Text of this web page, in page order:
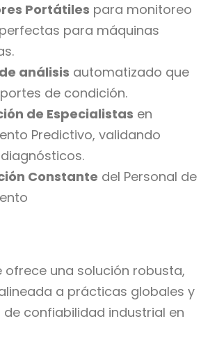
Portátiles para monitoreo
para máquinas
análisis automatizado que
de condición.
de Especialistas en
Predictivo, validando
Constante del Personal de
ofrece una solución robusta,
a prácticas globales y
de confiabilidad industrial en